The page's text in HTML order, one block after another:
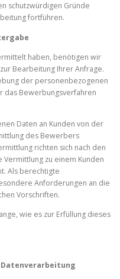
schutzwürdigen Gründe
fortführen.
haben, benötigen wir
Bearbeitung Ihrer Anfrage.
der personenbezogenen
das Bewerbungsverfahren
Daten an Kunden von der
des Bewerbers
richten sich nach den
zu einem Kunden
Als berechtigte
Anforderungen an die
Vorschriften.
wie es zur Erfüllung dieses
Datenverarbeitung